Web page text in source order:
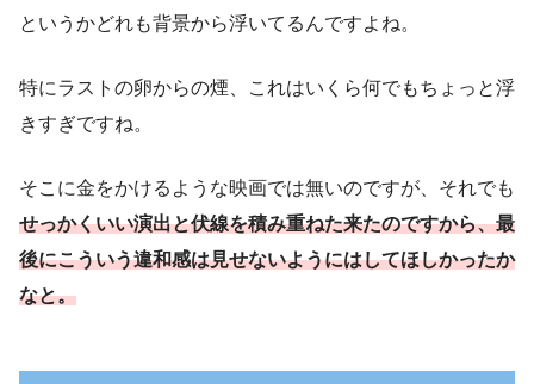
体達と同じようにDNAが書き換えられていたと言う真実
でした。
というかどれも背景から浮いてるんですよね。
特にラストの卵からの煙、これはいくら何でもちょっと浮
きすぎですね。
そこに金をかけるような映画では無いのですが、それでも
せっかくいい演出と伏線を積み重ねた来たのですから、最
後にこういう違和感は見せないようにはしてほしかったか
なと。